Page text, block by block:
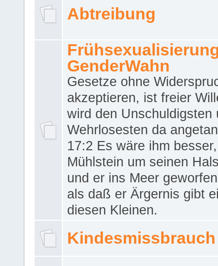
Abtreibung
GenderWahn
Gesetze ohne
akzeptieren, ist freier
wird den Unschuldigsten
Wehrlosesten da
17:2 Es wäre ihm
Mühlstein um seinen
und er ins Meer
als daß er Ärgernis gibt
diesen Kleinen.
Kindesmissbrauch